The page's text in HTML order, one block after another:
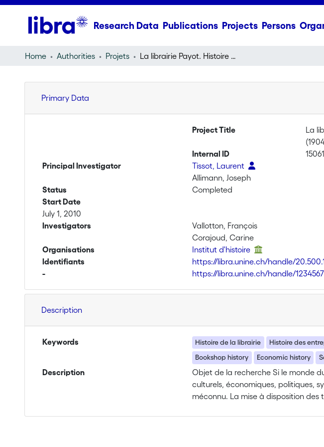
Research Data Publications Projects Persons
Home Authorities Projets La librairie Payot. Histoire économique et culturelle d'une entreprise en Suisse romande (1904-1973)
Primary Data
Project Title
La
Internal ID
15061
Principal Investigator
Tissot, Laurent
Allimann, Joseph
Status
Completed
Start Date
July 1, 2010
Investigators
Vallotton, François
Corajoud, Carine
Organisations
Institut d'histoire
Identifiants
https://libra.unine.ch/handle/
-
https://libra.unine.ch/handle/
Description
Keywords Histoire de la librairie Histoire des
Bookshop history
Economic history
Description
Objet de la recherche Si le monde
culturels, économiques, politiques,
méconnu. La mise à disposition des